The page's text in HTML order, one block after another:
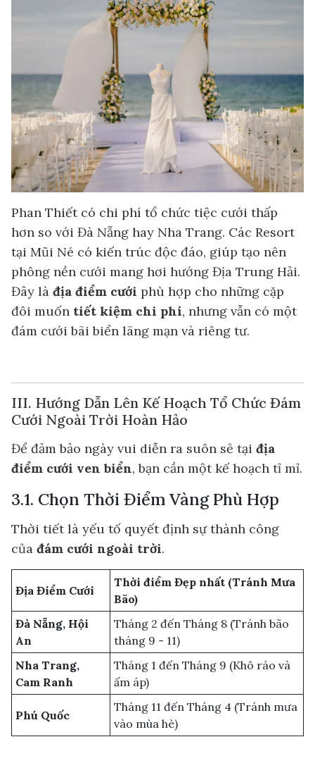
Phan Thiết có chi phí tổ chức tiệc cưới thấp
hơn so với Đà Nẵng hay Nha Trang. Các Resort
tại Mũi Né có kiến trúc độc đáo, giúp tạo nên
phông nền cưới mang hơi hướng Địa Trung Hải.
Đây là địa điểm cưới phù hợp cho những cặp
đôi muốn tiết kiệm chi phí, nhưng vẫn có một
đám cưới bãi biển lãng mạn và riêng tư.
III. Hướng Dẫn Lên Kế Hoạch Tổ Chức Đám
Cưới Ngoài Trời Hoàn Hảo
Để đảm bảo ngày vui diễn ra suôn sẻ tại địa
điểm cưới ven biển, bạn cần một kế hoạch tỉ mỉ.
3.1. Chọn Thời Điểm Vàng Phù Hợp
Thời tiết là yếu tố quyết định sự thành công
của đám cưới ngoài trời.
Địa Điểm Cưới
Thời điểm Đẹp nhất (Tránh Mưa
Bão)
Đà Nẵng, Hội
An
Tháng 2 đến Tháng 8 (Tránh bão
tháng 9 - 11)
Nha Trang,
Cam Ranh
Tháng 1 đến Tháng 9 (Khô ráo và
ấm áp)
Phú Quốc
Tháng 11 đến Tháng 4 (Tránh mưa
vào mùa hè)